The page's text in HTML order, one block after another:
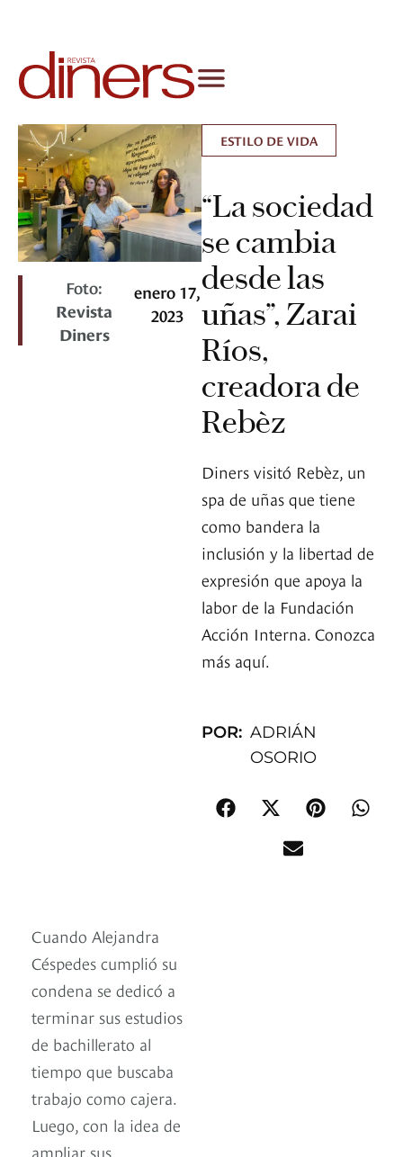
Foto:
Revista
Diners
enero 17,
2023
ESTILO DE VIDA
“La sociedad
se cambia
desde las
uñas”, Zarai
Ríos,
creadora de
Rebèz
Diners visitó Rebèz, un
spa de uñas que tiene
como bandera la
inclusión y la libertad de
expresión que apoya la
labor de la Fundación
Acción Interna. Conozca
más aquí.
POR: ADRIÁN
OSORIO
Cuando Alejandra
Céspedes cumplió su
condena se dedicó a
terminar sus estudios
de bachillerato al
tiempo que buscaba
trabajo como cajera.
Luego, con la idea de
ampliar sus